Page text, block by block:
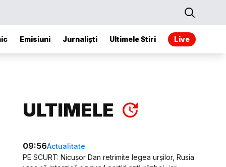
Emisiuni Jurnaliști Ultimele Stiri Live
ULTIMELE
09:56Actualitate
PE SCURT: Nicușor Dan retrimite legea urșilor, Rusia